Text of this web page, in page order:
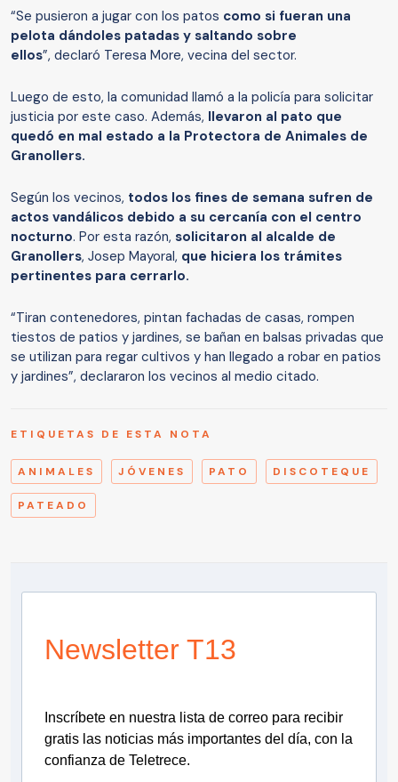
“Se pusieron a jugar con los patos como si fueran una
pelota dándoles patadas y saltando sobre
ellos”, declaró Teresa More, vecina del sector.
Luego de esto, la comunidad llamó a la policía para solicitar
justicia por este caso. Además, llevaron al pato que
quedó en mal estado a la Protectora de Animales de
Granollers.
Según los vecinos, todos los fines de semana sufren de
actos vandálicos debido a su cercanía con el centro
nocturno. Por esta razón, solicitaron al alcalde de
Granollers, Josep Mayoral, que hiciera los trámites
pertinentes para cerrarlo.
“Tiran contenedores, pintan fachadas de casas, rompen
tiestos de patios y jardines, se bañan en balsas privadas que
se utilizan para regar cultivos y han llegado a robar en patios
y jardines”, declararon los vecinos al medio citado.
ETIQUETAS DE ESTA NOTA
ANIMALES JÓVENES PATO DISCOTEQUE
PATEADO
Newsletter T13
Inscríbete en nuestra lista de correo para recibir
gratis las noticias más importantes del día, con la
confianza de Teletrece.